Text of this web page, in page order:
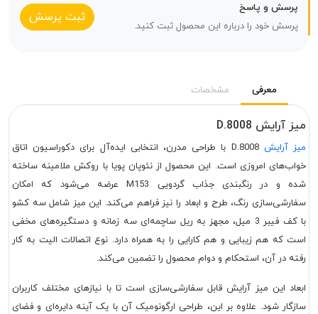
پرسش و پاسخ
پرسش خود را درباره این محصول ثبت کنید.
ثبت پرسش
معرفی مشخصات
میز آرایش D.8008
میز آرایش
D.8008 با طراحی مدرن، انتخابی ایده‌آل برای دکوراسیون اتاق
خواب‌های امروزی است. این محصول از نئوپان پویا با روکش ملامینه ساخته
شده و در رنگبندی جذاب گردویی M153 عرضه می‌شود که امکان
سفارشی‌سازی رنگ، طرح و ابعاد را نیز فراهم می‌کند. این میز شامل سه کشو
با کف فیبر 3 میل، مجهز به ریل ساچمه‌ای سه زمانه و دستگیره‌های مخفی
است که هم زیبایی و هم کارایی را به همراه دارد. نوع اتصالات الیت به کار
رفته در آن، استحکام و دوام محصول را تضمین می‌کند.
ابعاد این میز آرایش قابل سفارشی‌سازی است تا با نیازهای مختلف کاربران
سازگار شود. علاوه بر این، طراحی ارگونومیک آن با یک آینه دایره‌ای و فضای